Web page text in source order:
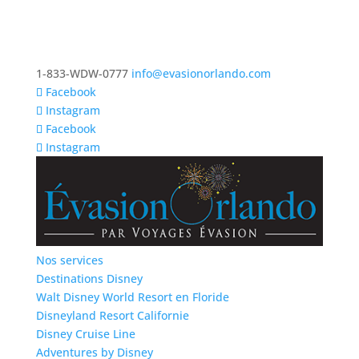
1-833-WDW-0777 info@evasionorlando.com
Facebook
Instagram
Facebook
Instagram
Nos services
Destinations Disney
Walt Disney World Resort en Floride
Disneyland Resort Californie
Disney Cruise Line
Adventures by Disney